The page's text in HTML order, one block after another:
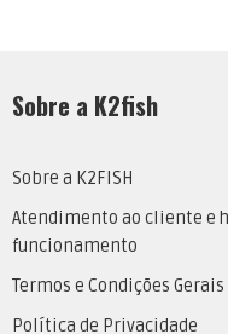
Sobre a K2fish
Sobre a K2FISH
Atendimento ao cliente e
funcionamento
Termos e Condições Gerais
Política de Privacidade